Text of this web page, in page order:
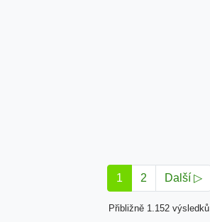
1 2 Další ▷
Přibližně 1.152 výsledků